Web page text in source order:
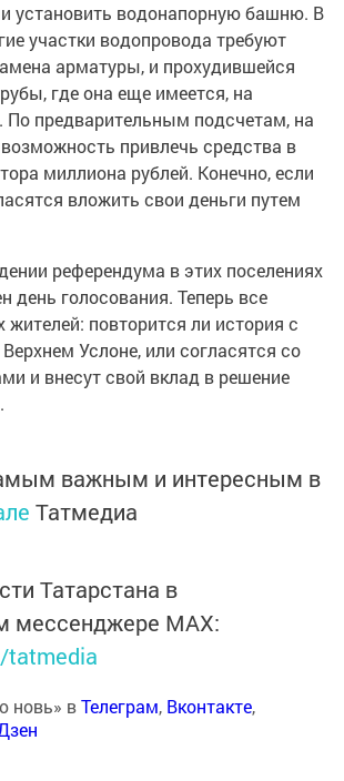
установить водонапорную башню. В
участки водопровода требуют
арматуры, и прохудившейся
где она еще имеется, на
По предварительным подсчетам, на
привлечь средства в
миллиона рублей. Конечно, если
вложить свои деньги путем
референдума в этих поселениях
день голосования. Теперь все
жителей: повторится ли история с
Услоне, или согласятся со
и внесут свой вклад в решение
важным и интересным в
Татмедиа
Татарстана в
мессенджере MАХ:
tatmedia
новь» вТелеграм, Вконтакте,